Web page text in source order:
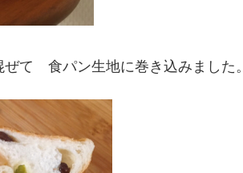
て 食パン生地に巻き込みました。